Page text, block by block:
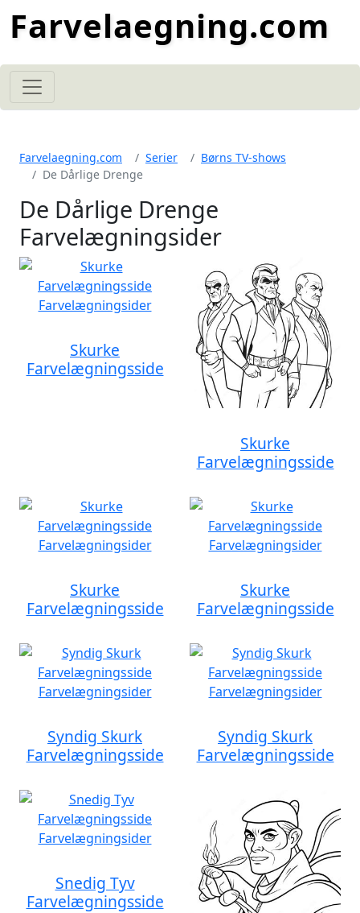
Farvelaegning.com
Farvelaegning.com Serier
Børns TV-shows
De Dårlige Drenge
De Dårlige Drenge
Farvelægningsider
Skurke
Farvelægningsside
Skurke
Farvelægningsside
Skurke
Farvelægningsside
Skurke
Farvelægningsside
Syndig Skurk
Farvelægningsside
Syndig Skurk
Farvelægningsside
Snedig Tyv
Farvelægningsside